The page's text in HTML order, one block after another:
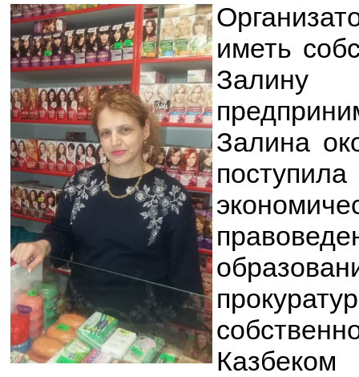
иметь
Залину
Залина